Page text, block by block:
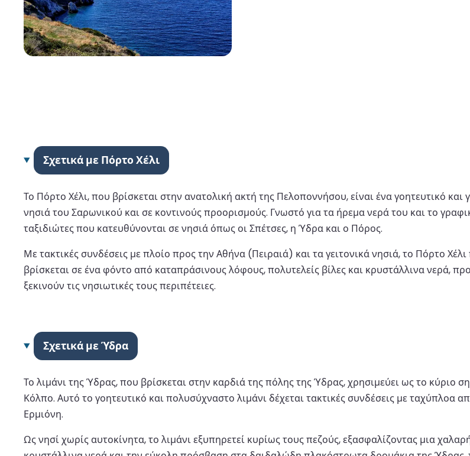
Σχετικά με Πόρτο Χέλι
Το Πόρτο Χέλι, που βρίσκεται στην ανατολική ακτή της Πελοποννήσου, είναι ένα γοητευτικό
νησιά του Σαρωνικού και σε κοντινούς προορισμούς. Γνωστό για τα ήρεμα νερά του και το
ταξιδιώτες που κατευθύνονται σε νησιά όπως οι Σπέτσες, η Ύδρα και ο Πόρος.
Με τακτικές συνδέσεις με πλοίο προς την Αθήνα (Πειραιά) και τα γειτονικά νησιά, το Πόρτο
βρίσκεται σε ένα φόντο από καταπράσινους λόφους, πολυτελείς βίλες και κρυστάλλινα νερά,
ξεκινούν τις νησιωτικές τους περιπέτειες.
Σχετικά με Ύδρα
Το λιμάνι της Ύδρας, που βρίσκεται στην καρδιά της πόλης της Ύδρας, χρησιμεύει ως το κύριο
Κόλπο. Αυτό το γοητευτικό και πολυσύχναστο λιμάνι δέχεται τακτικές συνδέσεις με ταχύπλοα
Ερμιόνη.
Ως νησί χωρίς αυτοκίνητα, το λιμάνι εξυπηρετεί κυρίως τους πεζούς, εξασφαλίζοντας μια